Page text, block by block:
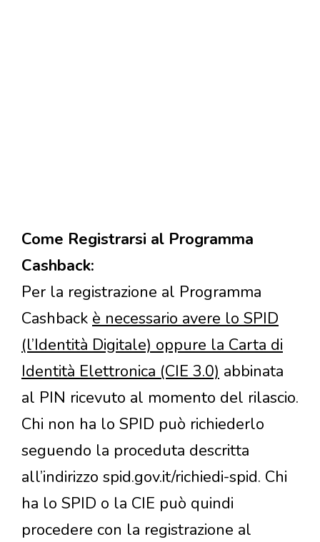
Come Registrarsi al Programma
Cashback:
Per la registrazione al Programma
Cashback è necessario avere lo SPID
(l’Identità Digitale) oppure la Carta di
Identità Elettronica (CIE 3.0) abbinata
al PIN ricevuto al momento del rilascio.
Chi non ha lo SPID può richiederlo
seguendo la proceduta descritta
all’indirizzo spid.gov.it/richiedi-spid. Chi
ha lo SPID o la CIE può quindi
procedere con la registrazione al